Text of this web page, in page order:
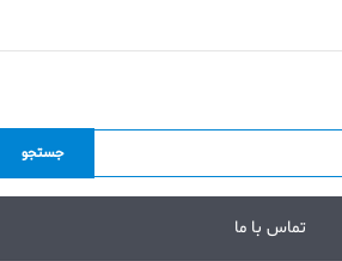
جستجو
تماس با ما